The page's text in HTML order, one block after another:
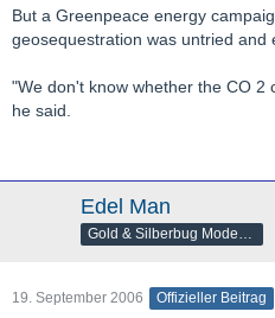
But a Greenpeace energy
geosequestration was untried and
"We don't know whether the CO
he said.
Edel Man
19. September 2006 Offizieller Beitrag